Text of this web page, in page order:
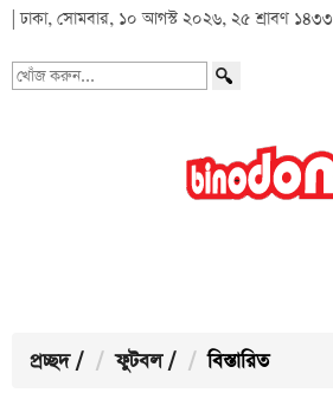
| ঢাকা, সোমবার, ১০ আগস্ট ২০২৬, ২৫ শ্রাবণ ১৪৩৩
খোঁজ
প্রচ্ছদ / ফুটবল / বিস্তারিত